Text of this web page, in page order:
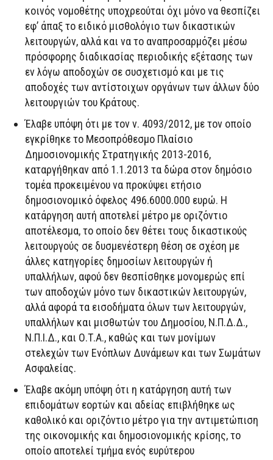
κοινός νομοθέτης υποχρεούται όχι μόνο να θεσπίζει
εφ’ άπαξ το ειδικό μισθολόγιο των δικαστικών
λειτουργών, αλλά και να το αναπροσαρμόζει μέσω
πρόσφορης διαδικασίας περιοδικής εξέτασης των
εν λόγω αποδοχών σε συσχετισμό και με τις
αποδοχές των αντίστοιχων οργάνων των άλλων δύο
λειτουργιών του Κράτους.
Έλαβε υπόψη ότι με τον ν. 4093/2012, με τον οποίο
εγκρίθηκε το Μεσοπρόθεσμο Πλαίσιο
Δημοσιονομικής Στρατηγικής 2013-2016,
καταργήθηκαν από 1.1.2013 τα δώρα στον δημόσιο
τομέα προκειμένου να προκύψει ετήσιο
δημοσιονομικό όφελος 496.6000.000 ευρώ. Η
κατάργηση αυτή αποτελεί μέτρο με οριζόντιο
αποτέλεσμα, το οποίο δεν θέτει τους δικαστικούς
λειτουργούς σε δυσμενέστερη θέση σε σχέση με
άλλες κατηγορίες δημοσίων λειτουργών ή
υπαλλήλων, αφού δεν θεσπίσθηκε μονομερώς επί
των αποδοχών μόνο των δικαστικών λειτουργών,
αλλά αφορά τα εισοδήματα όλων των λειτουργών,
υπαλλήλων και μισθωτών του Δημοσίου, Ν.Π.Δ.Δ.,
Ν.Π.Ι.Δ., και Ο.Τ.Α., καθώς και των μονίμων
στελεχών των Ενόπλων Δυνάμεων και των Σωμάτων
Ασφαλείας.
Έλαβε ακόμη υπόψη ότι η κατάργηση αυτή των
επιδομάτων εορτών και αδείας επιβλήθηκε ως
καθολικό και οριζόντιο μέτρο για την αντιμετώπιση
της οικονομικής και δημοσιονομικής κρίσης, το
οποίο αποτελεί τμήμα ενός ευρύτερου